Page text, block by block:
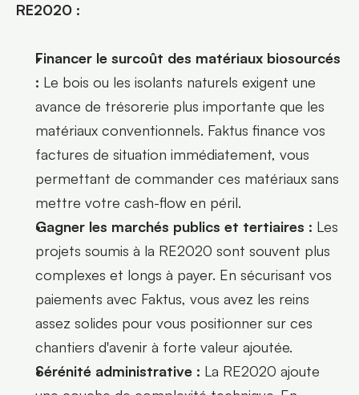
RE2020 :
Financer le surcoût des matériaux biosourcés
: Le bois ou les isolants naturels exigent une
avance de trésorerie plus importante que les
matériaux conventionnels. Faktus finance vos
factures de situation immédiatement, vous
permettant de commander ces matériaux sans
mettre votre cash-flow en péril.
Gagner les marchés publics et tertiaires : Les
projets soumis à la RE2020 sont souvent plus
complexes et longs à payer. En sécurisant vos
paiements avec Faktus, vous avez les reins
assez solides pour vous positionner sur ces
chantiers d'avenir à forte valeur ajoutée.
Sérénité administrative : La RE2020 ajoute